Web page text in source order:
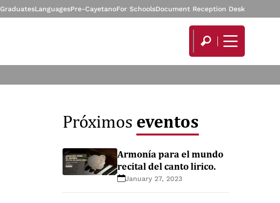
GraduatesLanguagesPre-CayetanoFor SchoolsDocument Reception Desk
Próximos eventos
Armonía para el mundo
recital del canto lirico.
January 27, 2023